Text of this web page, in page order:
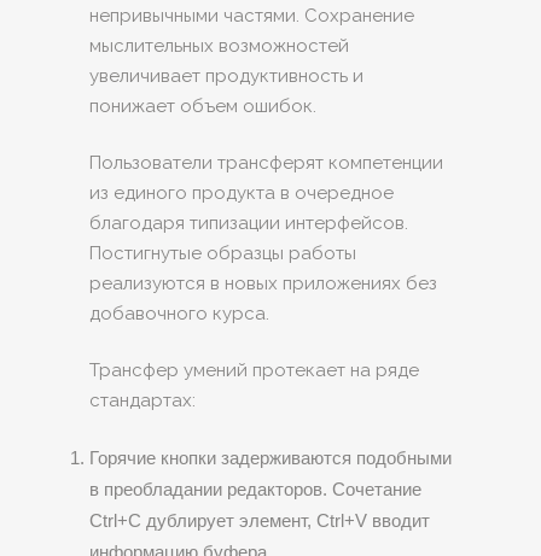
непривычными частями. Сохранение
мыслительных возможностей
увеличивает продуктивность и
понижает объем ошибок.
Пользователи трансферят компетенции
из единого продукта в очередное
благодаря типизации интерфейсов.
Постигнутые образцы работы
реализуются в новых приложениях без
добавочного курса.
Трансфер умений протекает на ряде
стандартах:
Горячие кнопки задерживаются подобными
в преобладании редакторов. Сочетание
Ctrl+C дублирует элемент, Ctrl+V вводит